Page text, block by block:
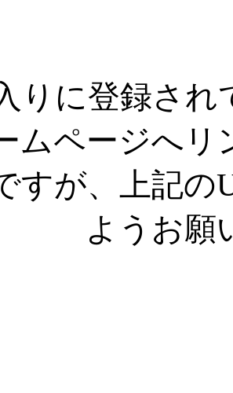
りに登録さ
ムページへ
すが、上記
ようお願